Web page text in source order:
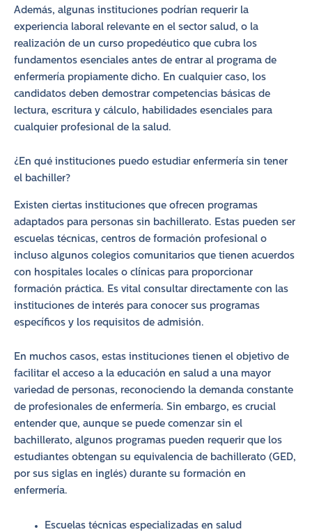
Además, algunas instituciones podrían requerir la
experiencia laboral relevante en el sector salud, o la
realización de un curso propedéutico que cubra los
fundamentos esenciales antes de entrar al programa de
enfermería propiamente dicho. En cualquier caso, los
candidatos deben demostrar competencias básicas de
lectura, escritura y cálculo, habilidades esenciales para
cualquier profesional de la salud.
¿En qué instituciones puedo estudiar enfermería sin tener
el bachiller?
Existen ciertas instituciones que ofrecen programas
adaptados para personas sin bachillerato. Estas pueden ser
escuelas técnicas, centros de formación profesional o
incluso algunos colegios comunitarios que tienen acuerdos
con hospitales locales o clínicas para proporcionar
formación práctica. Es vital consultar directamente con las
instituciones de interés para conocer sus programas
específicos y los requisitos de admisión.
En muchos casos, estas instituciones tienen el objetivo de
facilitar el acceso a la educación en salud a una mayor
variedad de personas, reconociendo la demanda constante
de profesionales de enfermería. Sin embargo, es crucial
entender que, aunque se puede comenzar sin el
bachillerato, algunos programas pueden requerir que los
estudiantes obtengan su equivalencia de bachillerato (GED,
por sus siglas en inglés) durante su formación en
enfermería.
Escuelas técnicas especializadas en salud